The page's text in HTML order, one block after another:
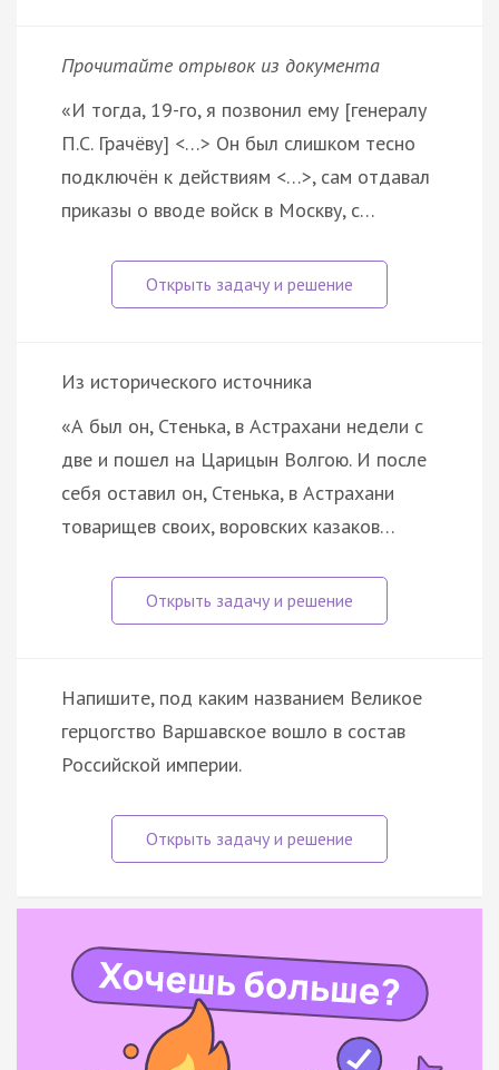
Прочитайте отрывок из документа
«И тогда, 19-го, я позвонил ему [генералу
П.С. Грачёву] <…> Он был слишком тесно
подключён к действиям <…>, сам отдавал
приказы о вводе войск в Москву, с…
Из исторического источника
«А был он, Стенька, в Астрахани недели с
две и пошел на Царицын Волгою. И после
себя оставил он, Стенька, в Астрахани
товарищев своих, воровских казаков…
Напишите, под каким названием Великое
герцогство Варшавское вошло в состав
Российской империи.